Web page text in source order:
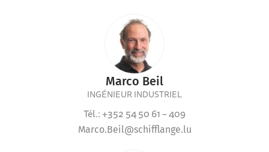
Marco Beil
INGÉNIEUR INDUSTRIEL
Tél.: +352 54 50 61 – 409
Marco.Beil@schifflange.lu